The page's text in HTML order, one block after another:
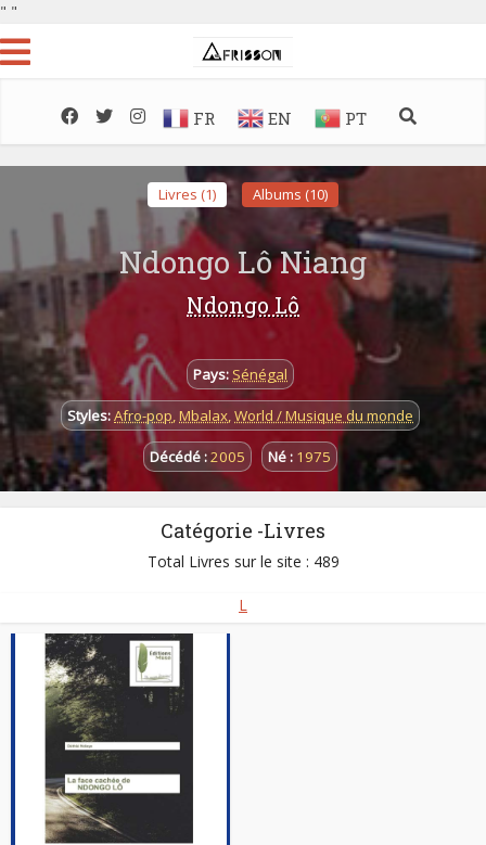
" "
FR EN PT
Livres (1) Albums (10)
Ndongo Lô Niang
Ndongo Lô
Pays: Sénégal
Styles:Afro-pop,Mbalax,World / Musique du monde
Décédé :2005 Né : 1975
Catégorie -Livres
Total Livres sur le site : 489
L